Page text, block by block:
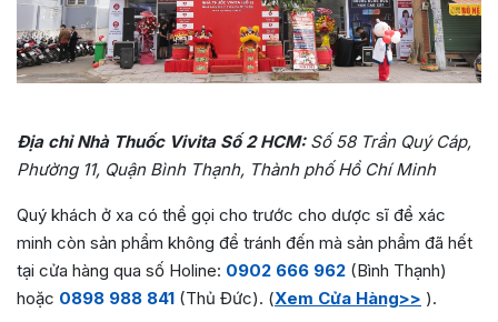
Địa chỉ Nhà Thuốc Vivita Số 2 HCM: Số 58 Trần Quý Cáp,
Phường 11, Quận Bình Thạnh, Thành phố Hồ Chí Minh
Quý khách ở xa có thể gọi cho trước cho dược sĩ để xác
minh còn sản phẩm không để tránh đến mà sản phẩm đã hết
tại cửa hàng qua số Holine: 0902 666 962 (Bình Thạnh)
hoặc 0898 988 841 (Thủ Đức). (Xem Cửa Hàng>> ).